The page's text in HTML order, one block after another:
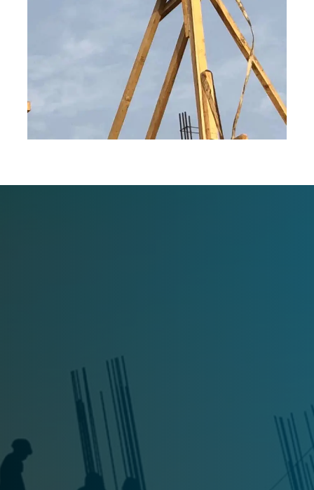
de qualidade advindo dos estudos permanentes através da nossa
excelente equipa dos engenheiros, oferecendo assim os melhores
resultados e experiência aos clientes.
Orgulho-me da nossa história, nossa equipa, experiência e know-
how, também, de tudo que temos feito até hoje e dos projetos.
Mantemos sempre ao ritmo da resistência e o empenho de toso.
Pouco a pouco, o Mundo vai conhecendo a BAGA-BAGA